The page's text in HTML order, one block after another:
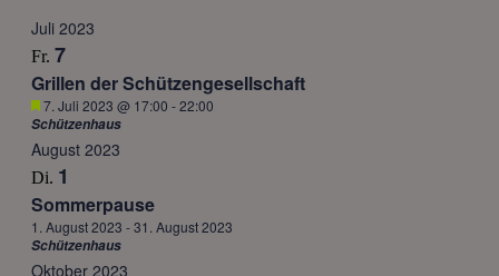
Juli 2023
Fr. 7
Grillen der Schützengesellschaft
Hervorgehoben
7. Juli 2023 @ 17:00 -22:00
Schützenhaus
August 2023
Di. 1
Sommerpause
1. August 2023 -31. August 2023
Schützenhaus
Oktober 2023